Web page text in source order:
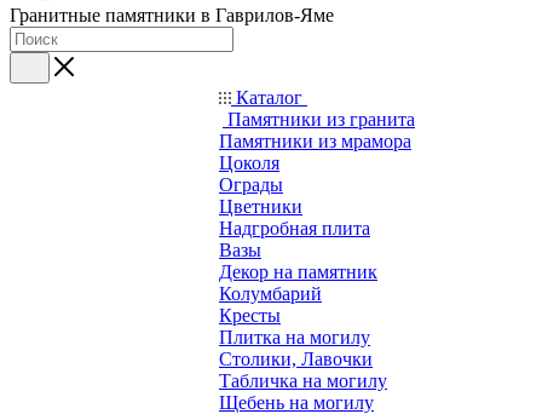
Гранитные памятники в Гаврилов-Яме
Каталог
Памятники из гранита
Памятники из мрамора
Цоколя
Ограды
Цветники
Надгробная плита
Вазы
Декор на памятник
Колумбарий
Кресты
Плитка на могилу
Столики, Лавочки
Табличка на могилу
Щебень на могилу